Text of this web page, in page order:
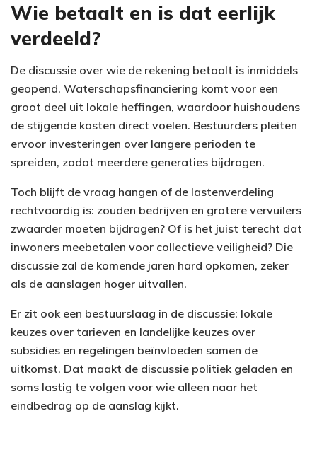
Wie betaalt en is dat eerlijk
verdeeld?
De discussie over wie de rekening betaalt is inmiddels
geopend. Waterschapsfinanciering komt voor een
groot deel uit lokale heffingen, waardoor huishoudens
de stijgende kosten direct voelen. Bestuurders pleiten
ervoor investeringen over langere perioden te
spreiden, zodat meerdere generaties bijdragen.
Toch blijft de vraag hangen of de lastenverdeling
rechtvaardig is: zouden bedrijven en grotere vervuilers
zwaarder moeten bijdragen? Of is het juist terecht dat
inwoners meebetalen voor collectieve veiligheid? Die
discussie zal de komende jaren hard opkomen, zeker
als de aanslagen hoger uitvallen.
Er zit ook een bestuurslaag in de discussie: lokale
keuzes over tarieven en landelijke keuzes over
subsidies en regelingen beïnvloeden samen de
uitkomst. Dat maakt de discussie politiek geladen en
soms lastig te volgen voor wie alleen naar het
eindbedrag op de aanslag kijkt.